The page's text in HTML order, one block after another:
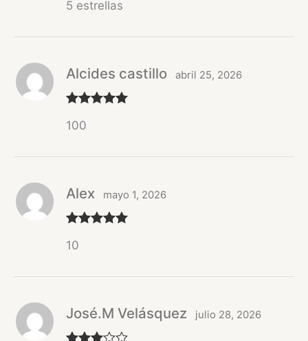
con5de 5
5 estrellas
con
Alcides castillo abril 25, 2026
100
con
Alex mayo 1, 2026
10
José.M Velásquez julio 28, 2026